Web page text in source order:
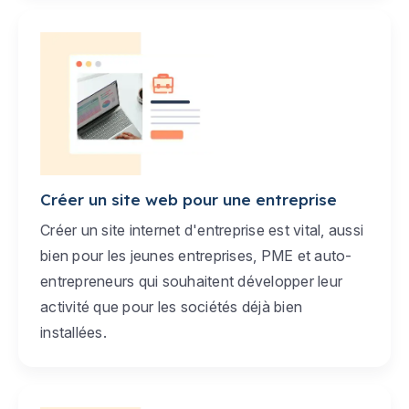
Créer un site web pour une entreprise
Créer un site internet d'entreprise est vital, aussi
bien pour les jeunes entreprises, PME et auto-
entrepreneurs qui souhaitent développer leur
activité que pour les sociétés déjà bien
installées.